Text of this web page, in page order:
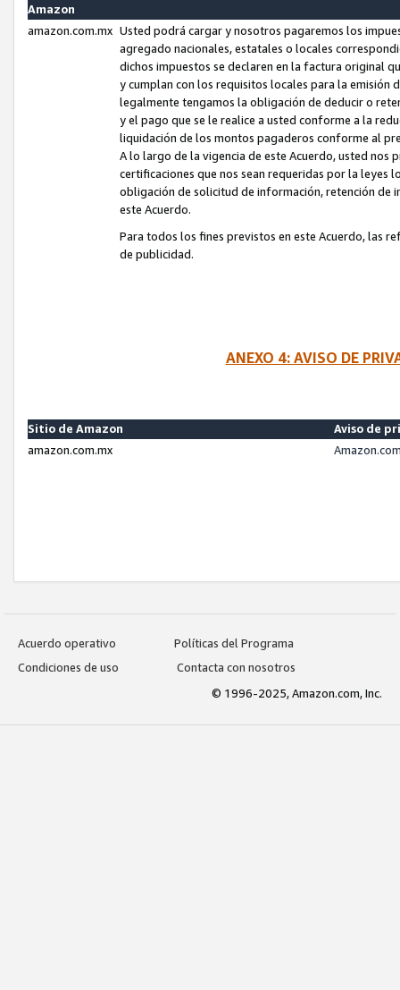
Amazon
amazon.com.mx Usted podrá cargar y nosotros pagaremos los
agregado nacionales, estatales o locales
dichos impuestos se declaren en la factura original
y cumplan con los requisitos locales para la emisión
legalmente tengamos la obligación de deducir o
y el pago que se le realice a usted conforme a la
liquidación de los montos pagaderos conforme al
A lo largo de la vigencia de este Acuerdo, usted
certificaciones que nos sean requeridas por la leyes
obligación de solicitud de información, retención de
este Acuerdo.
Para todos los fines previstos en este Acuerdo, las
de publicidad.
ANEXO 4: AVISO DE
Sitio de Amazon
Aviso de
amazon.com.mx
Acuerdo operativo
Políticas del Programa
Condiciones de uso
Contacta con nosotros
© 1996-2025, Amazon.com, Inc.